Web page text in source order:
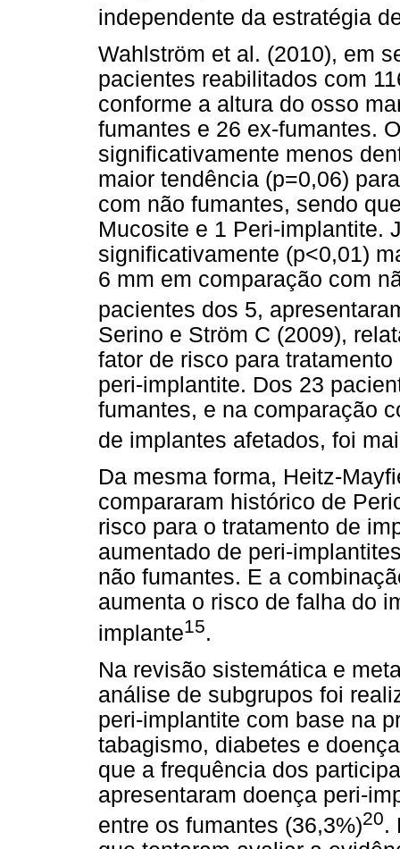
independente da estratégia
Wahlström et al. (2010), em
pacientes reabilitados com
conforme a altura do osso
fumantes e 26 ex-fumantes.
significativamente menos
maior tendência (p=0,06)
com não fumantes, sendo
Mucosite e 1 Peri-implantite.
significativamente (p<0,01)
6 mm em comparação com
pacientes dos 5,
Serino e Ström C (2009),
fator de risco para
peri-implantite. Dos 23
fumantes, e na comparação
de implantes afetados, foi
Da mesma forma, Heitz-
compararam histórico de
risco para o tratamento de
aumentado de peri-
não fumantes. E a
aumenta o risco de falha do
implante15.
Na revisão sistemática e
análise de subgrupos foi
peri-implantite com base na
tabagismo, diabetes e
que a frequência dos
apresentaram doença peri-
entre os fumantes (36,3%)20.